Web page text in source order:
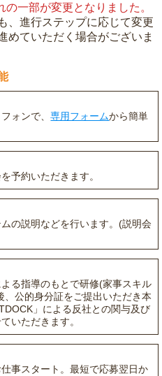
一部が変更となりました。
、進行ステップに応じて変更
めていただく場合がございま
ォンで、専用フォームから簡単
予約いただきます。
の説明などを行います。(説明会
る指導のもとで研修(家事スキル
、公的身分証をご提出いただき本
」による反社との関与及び
いただきます。
事スタート。最短で応募翌日か